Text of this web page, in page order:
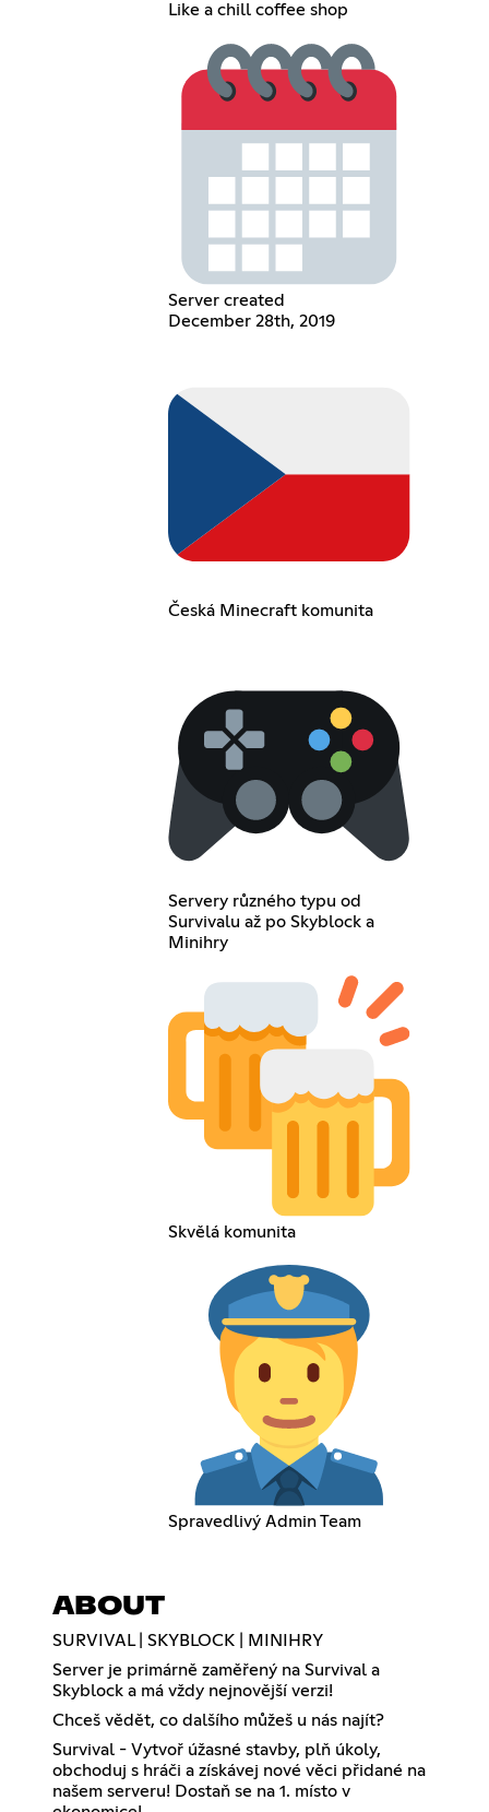
Like a chill coffee shop
Server created
December 28th, 2019
Česká Minecraft komunita
Servery různého typu od
Survivalu až po Skyblock a
Minihry
Skvělá komunita
Spravedlivý Admin Team
ABOUT
SURVIVAL | SKYBLOCK | MINIHRY
Server je primárně zaměřený na Survival a
Skyblock a má vždy nejnovější verzi!
Chceš vědět, co dalšího můžeš u nás najít?
Survival - Vytvoř úžasné stavby, plň úkoly,
obchoduj s hráči a získávej nové věci přidané na
našem serveru! Dostaň se na 1. místo v